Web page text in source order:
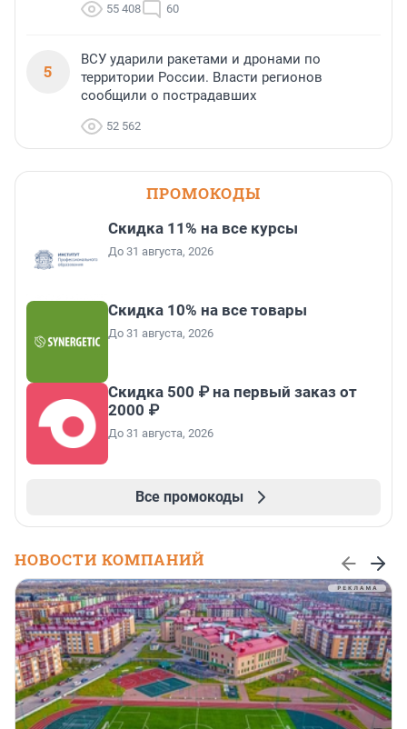
55 408 60
5
ВСУ ударили ракетами и дронами по
территории России. Власти регионов
сообщили о пострадавших
52 562
ПРОМОКОДЫ
Скидка 11% на все курсы
До 31 августа, 2026
Скидка 10% на все товары
До 31 августа, 2026
Скидка 500 ₽ на первый заказ от
2000 ₽
До 31 августа, 2026
Все промокоды
НОВОСТИ КОМПАНИЙ